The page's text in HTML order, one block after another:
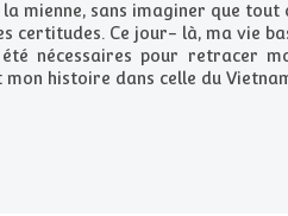
mienne, sans imaginer que
certitudes. Ce jour- là, ma vie
nécessaires pour retracer
histoire dans celle du